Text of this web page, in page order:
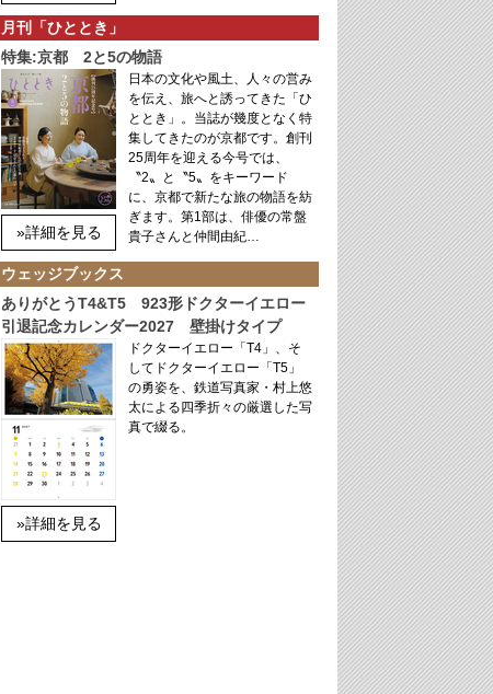
月刊「ひととき」
特集:京都 2と5の物語
»詳細を見る
日本の文化や風土、人々の営み
を伝え、旅へと誘ってきた「ひ
ととき」。当誌が幾度となく特
集してきたのが京都です。創刊
25周年を迎える今号では、
〝2〟と〝5〟をキーワード
に、京都で新たな旅の物語を紡
ぎます。第1部は、俳優の常盤
貴子さんと仲間由紀…
ウェッジブックス
ありがとうT4&T5 923形ドクターイエロー
引退記念カレンダー2027 壁掛けタイプ
»詳細を見る
ドクターイエロー「T4」、そ
してドクターイエロー「T5」
の勇姿を、鉄道写真家・村上悠
太による四季折々の厳選した写
真で綴る。